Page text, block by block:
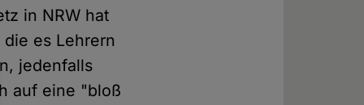
in NRW hat
es Lehrern
jedenfalls
auf eine "bloß